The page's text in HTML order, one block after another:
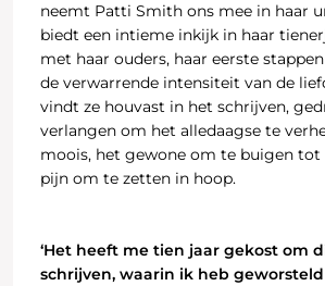
neemt Patti Smith ons mee in haar
biedt een intieme inkijk in haar
met haar ouders, haar eerste
de verwarrende intensiteit van de
vindt ze houvast in het schrijven,
verlangen om het alledaagse te
moois, het gewone om te buigen tot
pijn om te zetten in hoop.
‘Het heeft me tien jaar gekost om
schrijven, waarin ik heb